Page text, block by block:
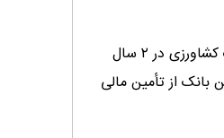
رشد ۳ برابری منابع بانک کشاورزی در ۲ سال
این بانک از تأمین مالی